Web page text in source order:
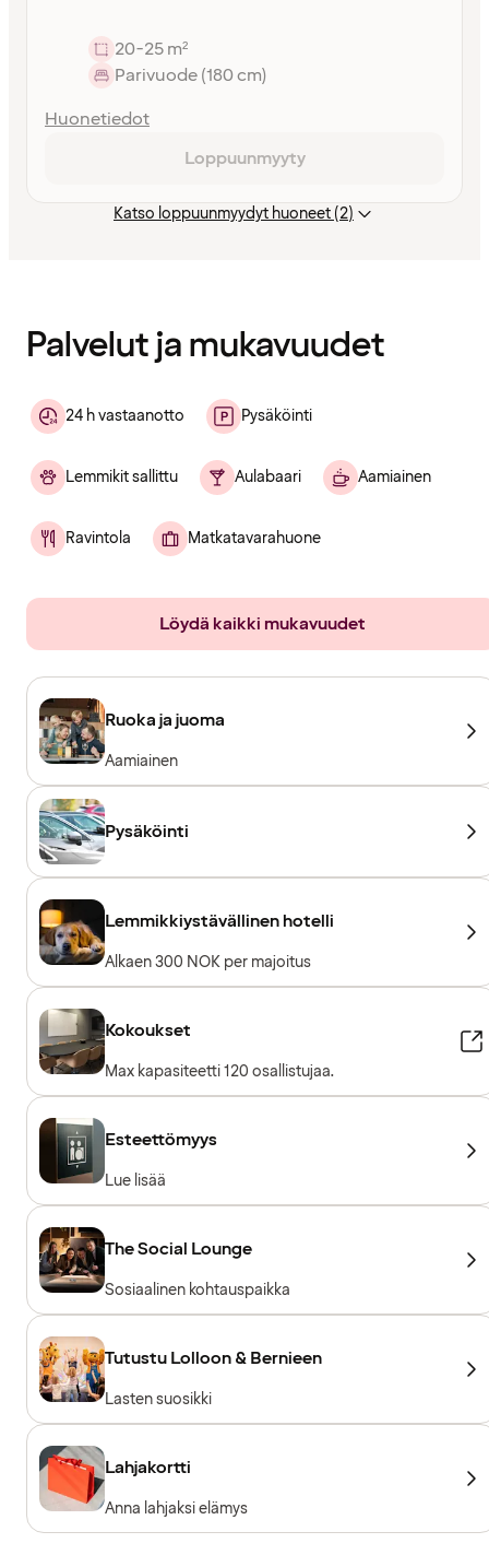
20-25 m²
Parivuode (180 cm)
Huonetiedot
Loppuunmyyty
Katso loppuunmyydyt huoneet (2)
Palvelut ja mukavuudet
24 h vastaanotto Pysäköinti
Lemmikit sallittu Aulabaari Aamiainen
Ravintola Matkatavarahuone
Löydä kaikki mukavuudet
Ruoka ja juoma
Aamiainen
Pysäköinti
Lemmikkiystävällinen hotelli
Alkaen 300 NOK per majoitus
Kokoukset
Max kapasiteetti 120 osallistujaa.
Esteettömyys
Lue lisää
The Social Lounge
Sosiaalinen kohtauspaikka
Tutustu Lolloon & Bernieen
Lasten suosikki
Lahjakortti
Anna lahjaksi elämys